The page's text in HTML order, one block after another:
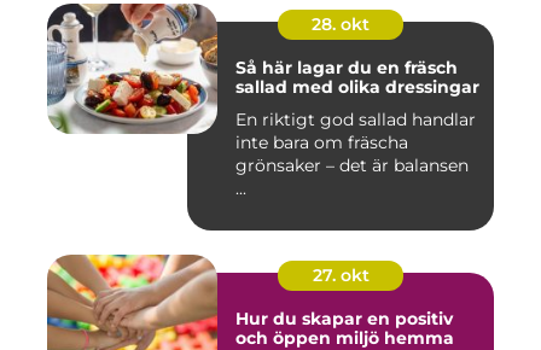
28. okt
Så här lagar du en fräsch
sallad med olika dressingar
En riktigt god sallad handlar
inte bara om fräscha
grönsaker – det är balansen
...
27. okt
Hur du skapar en positiv
och öppen miljö hemma